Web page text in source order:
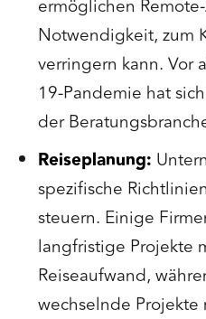
ermöglichen
Notwendigkeit, zum
verringern kann. Vor
19-Pandemie hat
der
Reiseplanung:
spezifische
steuern. Einige
langfristige Projekte
Reiseaufwand,
wechselnde